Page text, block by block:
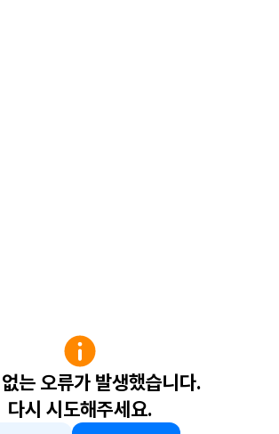
는 오류가 발생했습니다.
다시 시도해주세요.